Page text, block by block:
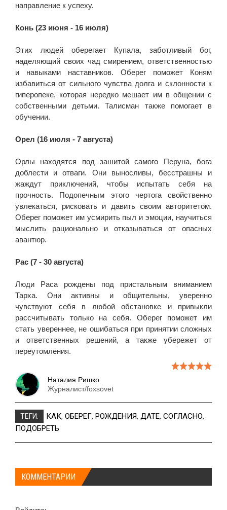
направление к успеху.
Конь (23 июня - 16 июля)
Этих людей оберегает Купала, заботливый бог,
наделяющий своих чад смирением, ответственностью
и навыками наставников. Оберег поможет Коням
избавиться от сильного чувства долга и склонности к
гиперопеке, которая нередко мешает им в общении с
собственными детьми. Талисман также помогает в
обучении.
Орел (16 июля - 7 августа)
Орлы находятся под зашитой самого Перуна, бога
доблести и отваги. Они выносливы, бесстрашны и
жаждут приключений, чтобы испытать себя на
прочность. Подопечным этого чертога свойственно
увлекаться, рисковать и давить своим авторитетом.
Оберег поможет им усмирить пыл и эмоции, научиться
мыслить рационально и отказываться от опасных
авантюр.
Рас (7 - 30 августа)
Люди Раса рождены под пристальным вниманием
Тарха. Они активны и общительны, уверенно
чувствуют себя в любой обстановке и привыкли
рассчитывать только на себя. Оберег поможет им
стать увереннее, не ошибаться при принятии сложных
и ответственных решений, а также убережет от
переутомления.
Наталия Ришко
Журналист/foxsovet
ТЕГИ: КАК, ОБЕРЕГ, РОЖДЕНИЯ, ДАТЕ, СОГЛАСНО,
ПОДОБРЕТЬ
КОММЕНТАРИИ